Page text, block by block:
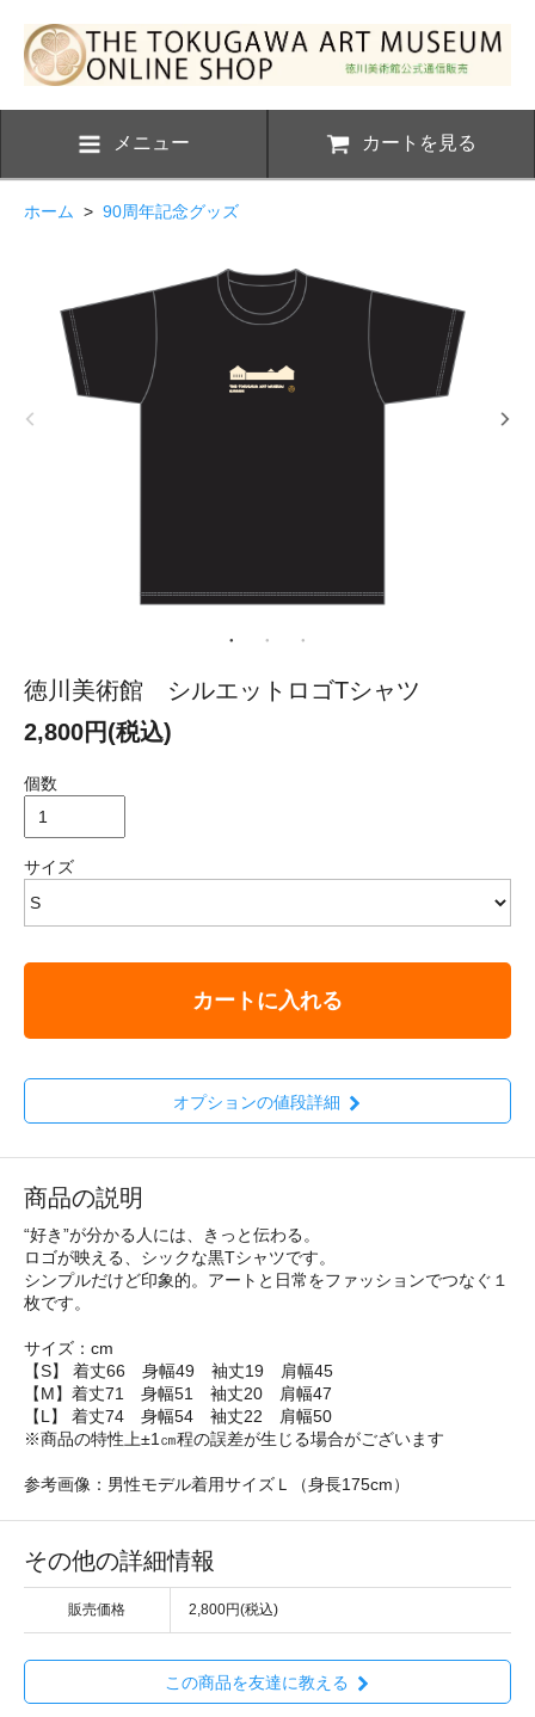
メニュー カートを見る
ホーム > 90周年記念グッズ
徳川美術館 シルエットロゴTシャツ
2,800円(税込)
個数
サイズ
カートに入れる
オプションの値段詳細
商品の説明
“好き”が分かる人には、きっと伝わる。
ロゴが映える、シックな黒Tシャツです。
シンプルだけど印象的。アートと日常をファッションでつなぐ１
枚です。
サイズ：cm
【S】 着丈66 身幅49 袖丈19 肩幅45
【M】着丈71 身幅51 袖丈20 肩幅47
【L】 着丈74 身幅54 袖丈22 肩幅50
※商品の特性上±1㎝程の誤差が生じる場合がございます
参考画像：男性モデル着用サイズＬ（身長175cm）
その他の詳細情報
販売価格 2,800円(税込)
この商品を友達に教える